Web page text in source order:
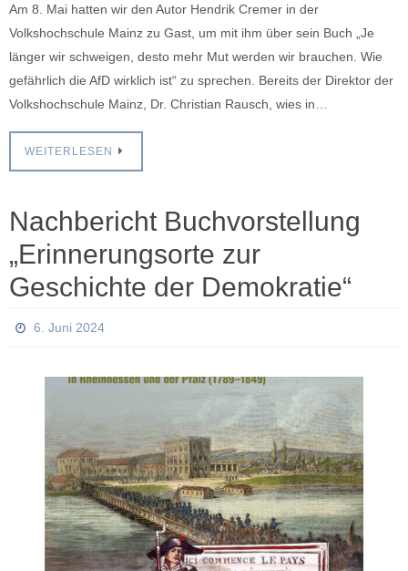
Am 8. Mai hatten wir den Autor Hendrik Cremer in der
Volkshochschule Mainz zu Gast, um mit ihm über sein Buch „Je
länger wir schweigen, desto mehr Mut werden wir brauchen. Wie
gefährlich die AfD wirklich ist“ zu sprechen. Bereits der Direktor der
Volkshochschule Mainz, Dr. Christian Rausch, wies in…
WEITERLESEN
Nachbericht Buchvorstellung
„Erinnerungsorte zur
Geschichte der Demokratie“
6. Juni 2024